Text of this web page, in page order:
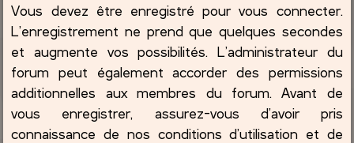
Vous devez être enregistré pour vous connecter.
L’enregistrement ne prend que quelques secondes
et augmente vos possibilités. L’administrateur du
forum peut également accorder des permissions
additionnelles aux membres du forum. Avant de
vous enregistrer, assurez-vous d’avoir pris
connaissance de nos conditions d’utilisation et de